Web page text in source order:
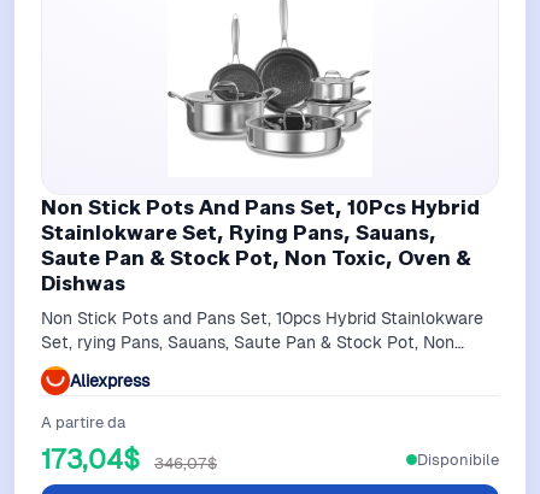
Non Stick Pots And Pans Set, 10Pcs Hybrid
Stainlokware Set, Rying Pans, Sauans,
Saute Pan & Stock Pot, Non Toxic, Oven &
Dishwas
Non Stick Pots and Pans Set, 10pcs Hybrid Stainlokware
Set, rying Pans, Sauans, Saute Pan & Stock Pot, Non
Toxic, Oven & Dishwas
Aliexpress
A partire da
173,04$ 346,07$ Disponibile